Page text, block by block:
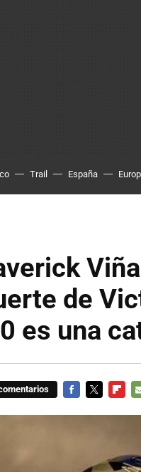
Trail España
de
es una